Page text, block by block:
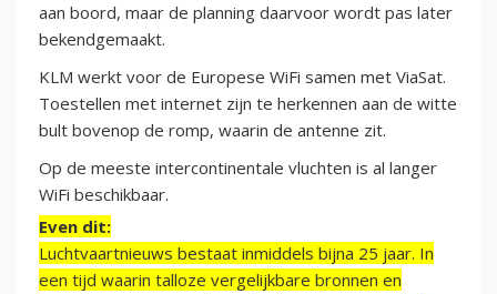
aan boord, maar de planning daarvoor wordt pas later
bekendgemaakt.
KLM werkt voor de Europese WiFi samen met ViaSat.
Toestellen met internet zijn te herkennen aan de witte
bult bovenop de romp, waarin de antenne zit.
Op de meeste intercontinentale vluchten is al langer
WiFi beschikbaar.
Even dit:
Luchtvaartnieuws bestaat inmiddels bijna 25 jaar. In
een tijd waarin talloze vergelijkbare bronnen en